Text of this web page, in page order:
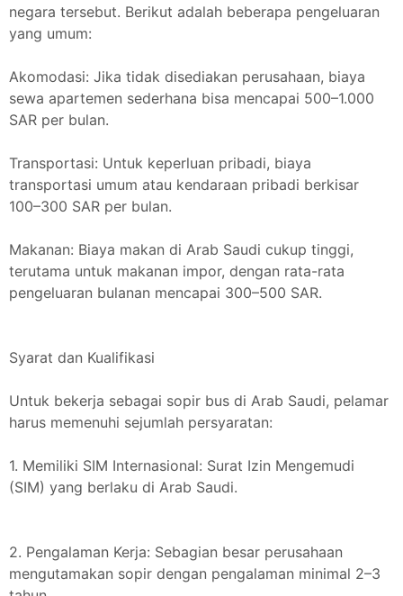
negara tersebut. Berikut adalah beberapa pengeluaran
yang umum:
Akomodasi: Jika tidak disediakan perusahaan, biaya
sewa apartemen sederhana bisa mencapai 500–1.000
SAR per bulan.
Transportasi: Untuk keperluan pribadi, biaya
transportasi umum atau kendaraan pribadi berkisar
100–300 SAR per bulan.
Makanan: Biaya makan di Arab Saudi cukup tinggi,
terutama untuk makanan impor, dengan rata-rata
pengeluaran bulanan mencapai 300–500 SAR.
Syarat dan Kualifikasi
Untuk bekerja sebagai sopir bus di Arab Saudi, pelamar
harus memenuhi sejumlah persyaratan:
1. Memiliki SIM Internasional: Surat Izin Mengemudi
(SIM) yang berlaku di Arab Saudi.
2. Pengalaman Kerja: Sebagian besar perusahaan
mengutamakan sopir dengan pengalaman minimal 2–3